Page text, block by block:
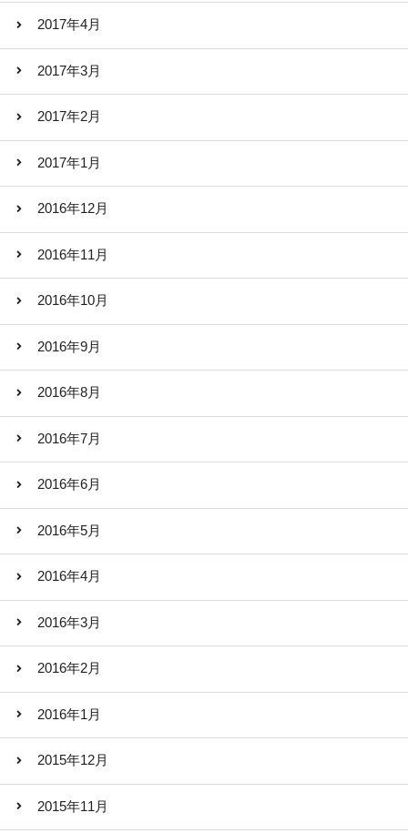
2017年4月
2017年3月
2017年2月
2017年1月
2016年12月
2016年11月
2016年10月
2016年9月
2016年8月
2016年7月
2016年6月
2016年5月
2016年4月
2016年3月
2016年2月
2016年1月
2015年12月
2015年11月